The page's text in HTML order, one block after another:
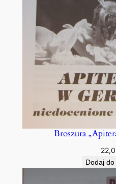
Broszura
Dodaj